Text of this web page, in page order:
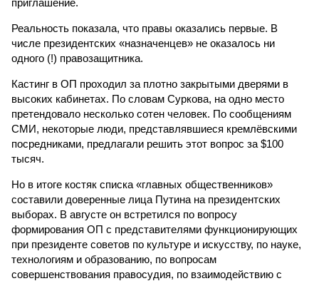
приглашение.
Реальность показала, что правы оказались первые. В
числе президентских «назначенцев» не оказалось ни
одного (!) правозащитника.
Кастинг в ОП проходил за плотно закрытыми дверями в
высоких кабинетах. По словам Суркова, на одно место
претендовало несколько сотен человек. По сообщениям
СМИ, некоторые люди, представлявшиеся кремлёвскими
посредниками, предлагали решить этот вопрос за $100
тысяч.
Но в итоге костяк списка «главных общественников»
составили доверенные лица Путина на президентских
выборах. В августе он встретился по вопросу
формирования ОП с представителями функционирующих
при президенте советов по культуре и искусству, по науке,
технологиям и образованию, по вопросам
совершенствования правосудия, по взаимодействию с